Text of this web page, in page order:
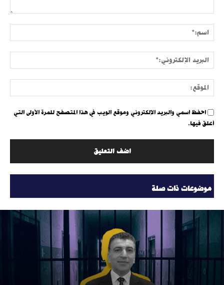
احفظ اسمي والبريد الإلكتروني وموقع الويب في هذا المتصفح للمرة الأولى التي
أعلق فيها.
موضوعات ذات صلة